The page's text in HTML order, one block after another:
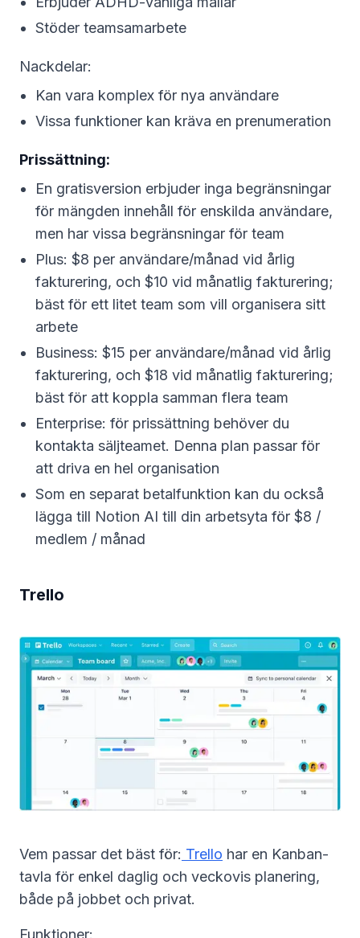
Stöder teamsamarbete
Nackdelar:
Kan vara komplex för nya användare
Vissa funktioner kan kräva en prenumeration
Prissättning:
En gratisversion erbjuder inga begränsningar
för mängden innehåll för enskilda användare,
men har vissa begränsningar för team
Plus: $8 per användare/månad vid årlig
fakturering, och $10 vid månatlig fakturering;
bäst för ett litet team som vill organisera sitt
arbete
Business: $15 per användare/månad vid årlig
fakturering, och $18 vid månatlig fakturering;
bäst för att koppla samman flera team
Enterprise: för prissättning behöver du
kontakta säljteamet. Denna plan passar för
att driva en hel organisation
Som en separat betalfunktion kan du också
lägga till Notion AI till din arbetsyta för $8 /
medlem / månad
Trello
Vem passar det bäst för: Trello har en Kanban-
tavla för enkel daglig och veckovis planering,
både på jobbet och privat.
Funktioner: